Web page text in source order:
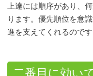
上達には順序があり、
ります。優先順位を意
進を支えてくれるのです
二番目に効い